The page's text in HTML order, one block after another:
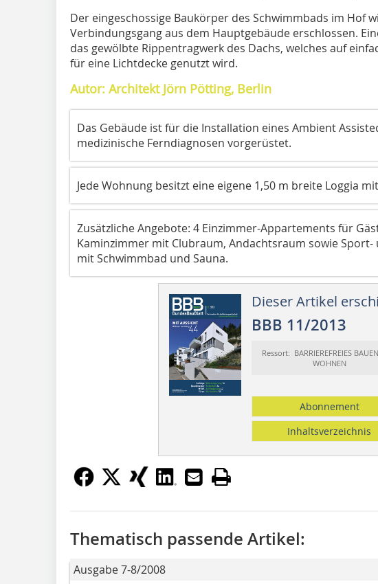
Der eingeschossige Baukörper des Schwimmbads im Hof
Verbindungsgang aus dem Hauptgebäude erschlossen.
das gewölbte Rippentragwerk des Dachs, welches auf
für eine Lichtdecke ge­­nutzt wird.
Autor: Architekt Jörn Pötting, Berlin
Das Gebäude ist für die Installation eines Ambient
medizinische Ferndiagnosen vorgerüstet.
Jede Wohnung besitzt eine eigene 1,50 m breite Loggia
Zusätzliche Angebote: 4 Einzimmer-Appartements für
Kaminzimmer mit Clubraum, Andachtsraum sowie Sport-
mit Schwimmbad und Sauna.
Dieser Artikel
BBB 11/2013
Ressort: BARRIEREFREIES
WOHNEN
Abonnement
Inhaltsverzeichnis
Thematisch passende Artikel:
Ausgabe 7-8/2008